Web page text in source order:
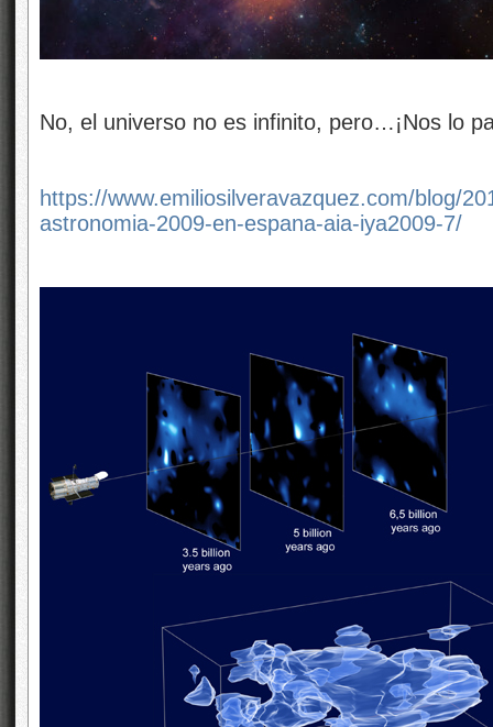
No, el universo no es infinito, pero…¡Nos lo
https://www.emiliosilveravazquez.com/blog/
astronomia-2009-en-espana-aia-iya2009-7/